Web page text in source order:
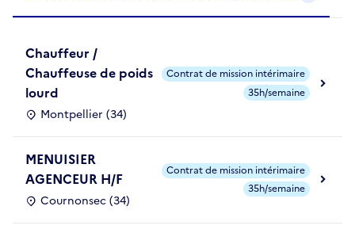
Chauffeur /
Chauffeuse de poids
lourd
Montpellier (34)
Contrat de mission intérimaire
35h/semaine
MENUISIER
AGENCEUR H/F
Cournonsec (34)
Contrat de mission intérimaire
35h/semaine